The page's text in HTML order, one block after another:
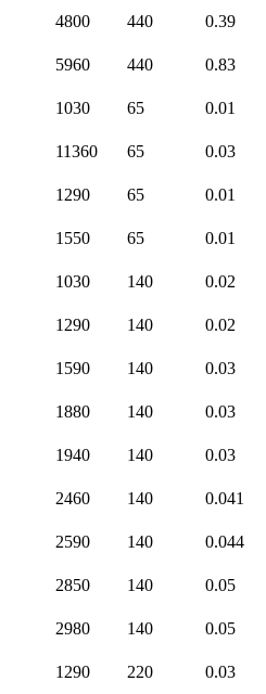
4800 440
0.39
5960 440
0.83
1030 65
0.01
11360 65
0.03
1290 65
0.01
1550 65
0.01
1030 140
0.02
1290 140
0.02
1590 140
0.03
1880 140
0.03
1940 140
0.03
2460 140
0.041
2590 140
0.044
2850 140
0.05
2980 140
0.05
1290 220
0.03